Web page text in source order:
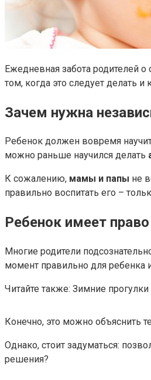
Ежедневная забота родителей о
том, когда это следует делать и
Зачем нужна
Ребенок должен вовремя
можно раньше научился делать
К сожалению, мамы и папы не
правильно воспитать его –
Ребенок имеет
Многие родители
момент правильно для ребенка
Читайте также: Зимние
Конечно, это можно объяснить
Однако, стоит задуматься:
решения?